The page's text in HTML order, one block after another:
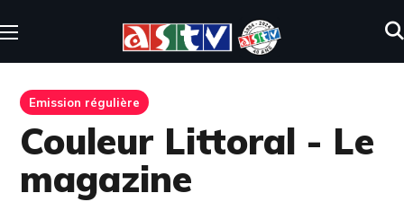
Emission régulière
Couleur Littoral - Le
magazine